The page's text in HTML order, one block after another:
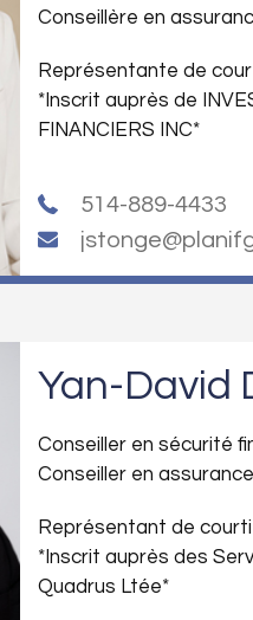
Conseillère en
Représentante de
*Inscrit auprès de
FINANCIERS INC*
514-889-4433
Yan-David
Conseiller en sécurité
Conseiller en
Représentant de
*Inscrit auprès des
Quadrus Ltée*